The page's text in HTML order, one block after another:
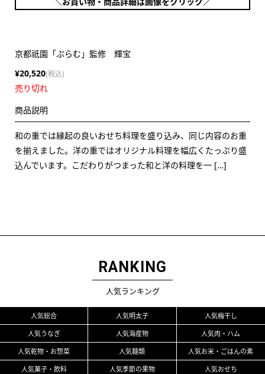
京都祇園「ぷらむ」監修 輝宝
¥20,520(税込)
売り切れ
商品説明
和の重では縁起の良いおせち料理を盛り込み、同じ内容のお重
を揃えました。洋の重ではオリジナル料理を幅広くたっぷり盛
込んでいます。こだわりがつまった和と洋の料理を一 […]
RANKING
人気ランキング
人気総合 人気明太子
人気梅干し
人気うなぎ
人気海産物
人気肉・ハム
人気乾物・お惣菜
人気麺類
人気お米・ごはんの素
人気菓子・飲料
人気季節の果物 人気おせち